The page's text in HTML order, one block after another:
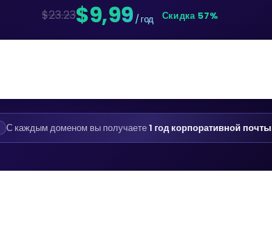
$23.23$9,99 / год Скидка 57%
С каждым доменом вы получаете1 год корпоративной почты